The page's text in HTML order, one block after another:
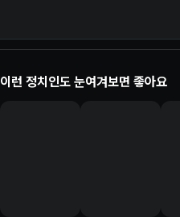
이런 정치인도 눈여겨보면 좋아요